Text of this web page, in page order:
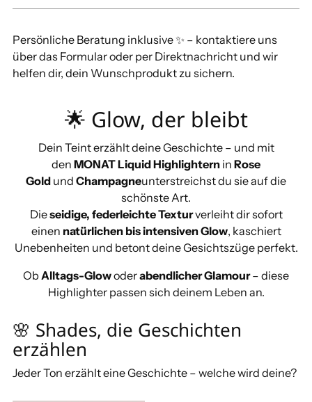
Persönliche Beratung inklusive ✨ – kontaktiere uns
über das Formular oder per Direktnachricht und wir
helfen dir, dein Wunschprodukt zu sichern.
🌟 Glow, der bleibt
Dein Teint erzählt deine Geschichte – und mit
den MONAT Liquid Highlightern in Rose
Gold und Champagneunterstreichst du sie auf die
schönste Art.
Dieseidige, federleichte Texturverleiht dir sofort
einen natürlichen bis intensiven Glow, kaschiert
Unebenheiten und betont deine Gesichtszüge perfekt.
ObAlltags-Glowoderabendlicher Glamour– diese
Highlighter passen sich deinem Leben an.
🌸 Shades, die Geschichten
erzählen
Jeder Ton erzählt eine Geschichte – welche wird deine?